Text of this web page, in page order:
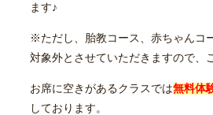
ます♪
※ただし、胎教コース、赤ちゃんコ
対象外とさせていただきますので、
お席に空きがあるクラスでは無料体
しております。